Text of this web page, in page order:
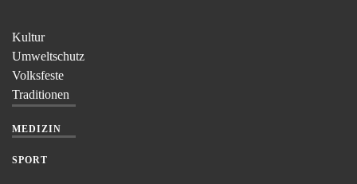
Kultur
Umweltschutz
Volksfeste
Traditionen
MEDIZIN
SPORT